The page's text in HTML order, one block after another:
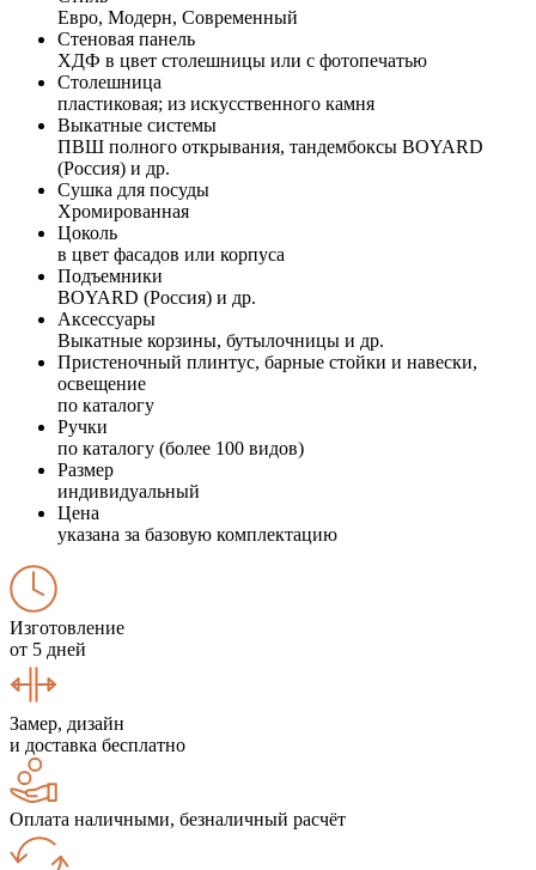
Евро, Модерн, Современный
Стеновая панель
ХДФ в цвет столешницы или с фотопечатью
Столешница
пластиковая; из искусственного камня
Выкатные системы
ПВШ полного открывания, тандембоксы BOYARD
(Россия) и др.
Сушка для посуды
Хромированная
Цоколь
в цвет фасадов или корпуса
Подъемники
BOYARD (Россия) и др.
Аксессуары
Выкатные корзины, бутылочницы и др.
Пристеночный плинтус, барные стойки и навески,
освещение
по каталогу
Ручки
по каталогу (более 100 видов)
Размер
индивидуальный
Цена
указана за базовую комплектацию
Изготовление
от 5 дней
Замер, дизайн
и доставка бесплатно
Оплата наличными, безналичный расчёт